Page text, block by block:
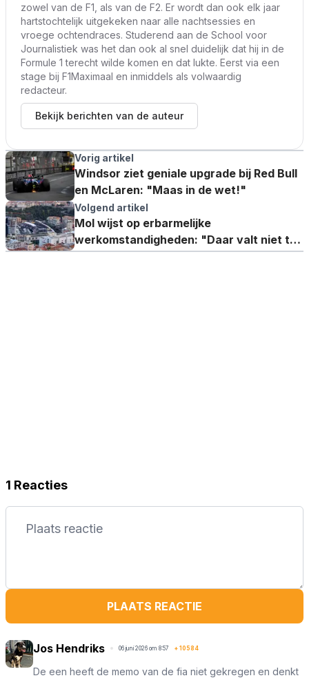
zowel van de F1, als van de F2. Er wordt dan ook elk jaar
hartstochtelijk uitgekeken naar alle nachtsessies en
vroege ochtendraces. Studerend aan de School voor
Journalistiek was het dan ook al snel duidelijk dat hij in de
Formule 1 terecht wilde komen en dat lukte. Eerst via een
stage bij F1Maximaal en inmiddels als volwaardig
redacteur.
Bekijk berichten van de auteur
Vorig artikel
Windsor ziet geniale upgrade bij Red Bull
en McLaren: "Maas in de wet!"
Volgend artikel
Mol wijst op erbarmelijke
werkomstandigheden: "Daar valt niet te
werken"
1 Reacties
PLAATS REACTIE
Jos Hendriks 06 juni 2026 om 8:57 + 10584
De een heeft de memo van de fia niet gekregen en denkt